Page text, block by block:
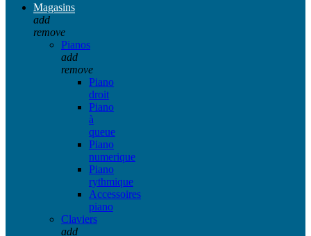
Magasins
add
remove
Pianos
add
remove
Piano
droit
Piano
à
queue
Piano
numerique
Piano
rythmique
Accessoires
piano
Claviers
add